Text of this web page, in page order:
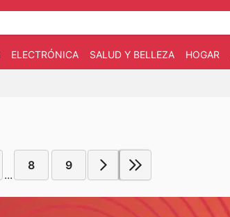
ELECTRÓNICA SALUD Y BELLEZA HOGAR
...
8 9